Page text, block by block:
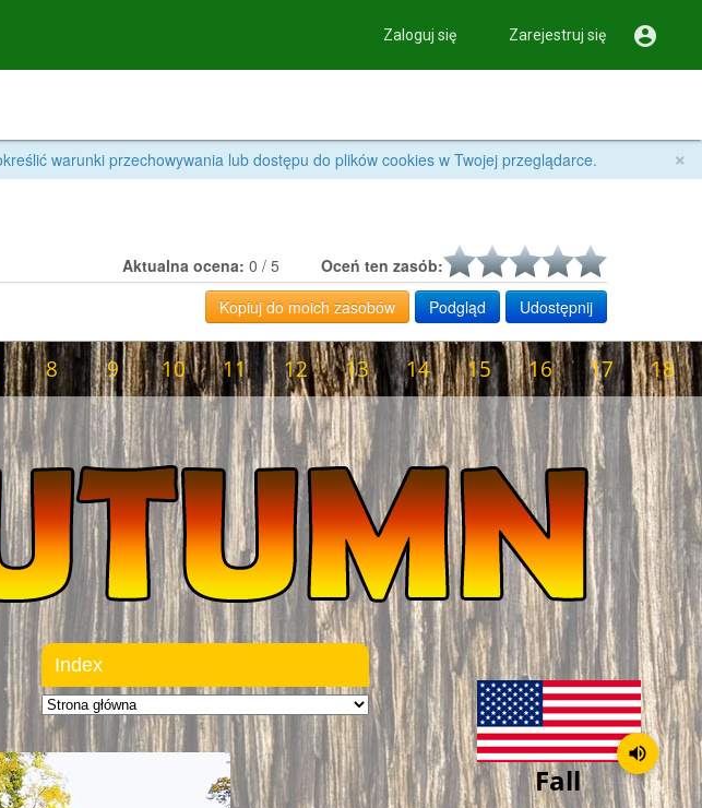
Zaloguj się Zarejestruj się 